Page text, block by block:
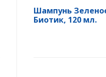
Шампунь
Биотик, 120 мл.